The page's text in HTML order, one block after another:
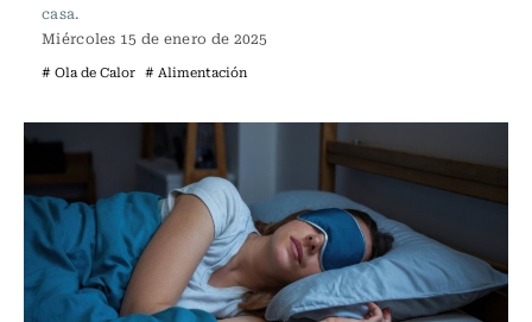
casa.
Miércoles 15 de enero de 2025
# Ola de Calor # Alimentación